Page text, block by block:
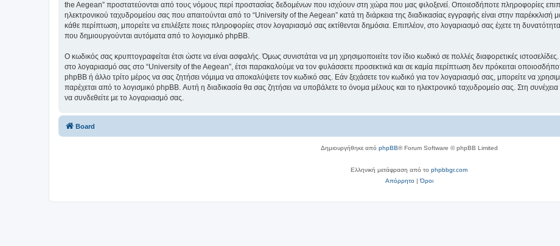
the Aegean” προστατεύονται από τους νόμους περί προστασίας δεδομένων που ισχύουν στη χώρα που μας φιλοξενεί. Οποιεσδήποτε πληροφορίες
ηλεκτρονικού ταχυδρομείου σας που απαιτούνται από το “University of the Aegean” κατά τη διάρκεια της διαδικασίας εγγραφής είναι στην παρέκκλισή
κάθε περίπτωση, μπορείτε να επιλέξετε ποιες πληροφορίες στον λογαριασμό σας εκτίθενται δημόσια. Επιπλέον, στο λογαριασμό σας έχετε τη
που δημιουργούνται αυτόματα από το λογισμικό phpBB.
Ο κωδικός σας κρυπτογραφείται έτσι ώστε να είναι ασφαλής. Όμως συνιστάται να μη χρησιμοποιείτε τον ίδιο κωδικό σε πολλές διαφορετικές
στο λογαριασμό σας στο “University of the Aegean”, έτσι παρακαλούμε να τον φυλάσσετε προσεκτικά και σε καμία περίπτωση δεν πρόκειται
phpBB ή άλλο τρίτο μέρος να σας ζητήσει νόμιμα να αποκαλύψετε τον κωδικό σας. Εάν ξεχάσετε τον κωδικό για τον λογαριασμό σας, μπορείτε να
παρέχεται από το λογισμικό phpBB. Αυτή η διαδικασία θα σας ζητήσει να υποβάλετε το όνομα μέλους και το ηλεκτρονικό ταχυδρομείο σας. Στη
να συνδεθείτε με το λογαριασμό σας.
Board
Δημιουργήθηκε από phpBB® Forum Software © phpBB Limited
Ελληνική μετάφραση από το phpbbgr.com
Απόρρητο|Όροι